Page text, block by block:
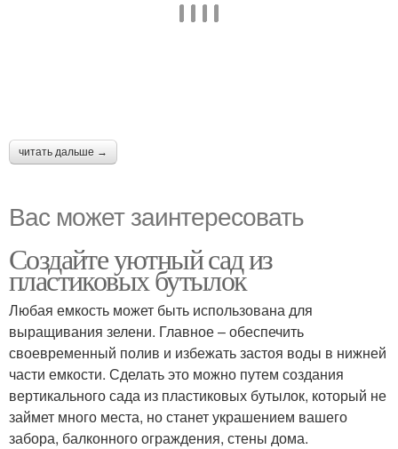
читать дальше →
Вас может заинтересовать
Создайте уютный сад из
пластиковых бутылок
Любая емкость может быть использована для
выращивания зелени. Главное – обеспечить
своевременный полив и избежать застоя воды в нижней
части емкости. Сделать это можно путем создания
вертикального сада из пластиковых бутылок, который не
займет много места, но станет украшением вашего
забора, балконного ограждения, стены дома.